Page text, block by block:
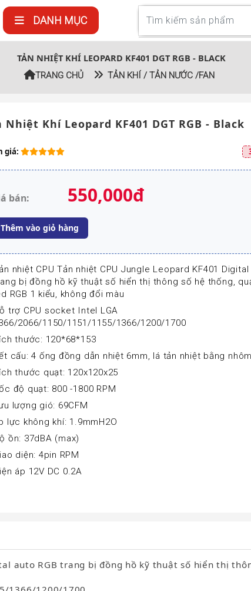
DANH MỤC
TẢN NHIỆT KHÍ LEOPARD KF401 DGT RGB - BLACK
TRANG CHỦ TẢN KHÍ / TẢN NƯỚC /FAN
Nhiệt Khí Leopard KF401 DGT RGB - Black
giá:
bán: 550,000đ
Thêm vào giỏ hàng
nhiệt CPU Tản nhiệt CPU Jungle Leopard KF401 Digital
bị đồng hồ kỹ thuật số hiển thị thông số hệ thống,
RGB 1 kiểu, không đổi màu
trợ CPU socket Intel LGA
2066/1150/1151/1155/1366/1200/1700
thước: 120*68*153
cấu: 4 ống đồng dẫn nhiệt 6mm, lá tản nhiệt bằng nhôm
thước quạt: 120x120x25
độ quạt: 800 -1800 RPM
lượng gió: 69CFM
lực không khí: 1.9mmH2O
ồn: 37dBA (max)
diện: 4pin RPM
áp 12V DC 0.2A
auto RGB trang bị đồng hồ kỹ thuật số hiển thị